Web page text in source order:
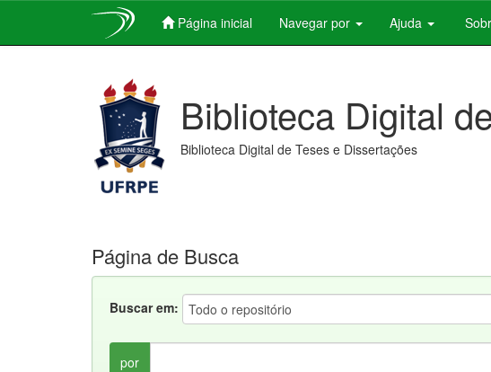
Página inicial Navegar por Ajuda
Biblioteca Digital
Biblioteca Digital de Teses e Dissertações
Página de Busca
Buscar em:
por